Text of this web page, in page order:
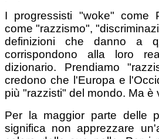
I progressisti "woke" come
come "razzismo",
definizioni che danno a
corrispondono alla loro
dizionario. Prendiamo
credono che l'Europa e
più "razzisti" del mondo. Ma è
Per la maggior parte delle
significa non apprezzare